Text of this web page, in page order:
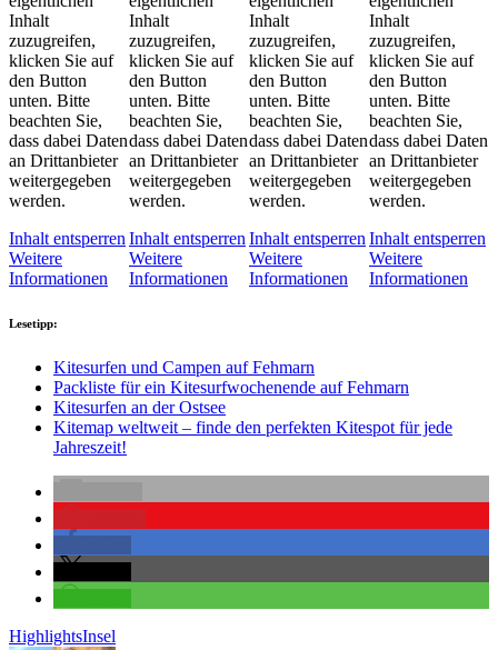
Inhalt
zuzugreifen,
klicken Sie auf
den Button
unten. Bitte
beachten Sie,
dass dabei Daten
an Drittanbieter
weitergegeben
werden.
Inhalt entsperren
Weitere
Informationen
Inhalt
zuzugreifen,
klicken Sie auf
den Button
unten. Bitte
beachten Sie,
dass dabei Daten
an Drittanbieter
weitergegeben
werden.
Inhalt entsperren
Weitere
Informationen
Inhalt
zuzugreifen,
klicken Sie auf
den Button
unten. Bitte
beachten Sie,
dass dabei Daten
an Drittanbieter
weitergegeben
werden.
Inhalt entsperren
Weitere
Informationen
Inhalt
zuzugreifen,
klicken Sie auf
den Button
unten. Bitte
beachten Sie,
dass dabei Daten
an Drittanbieter
weitergegeben
werden.
Inhalt entsperren
Weitere
Informationen
Lesetipp:
Kitesurfen und Campen auf Fehmarn
Packliste für ein Kitesurfwochenende auf Fehmarn
Kitesurfen an der Ostsee
Kitemap weltweit – finde den perfekten Kitespot für jede
Jahreszeit!
HighlightsInsel